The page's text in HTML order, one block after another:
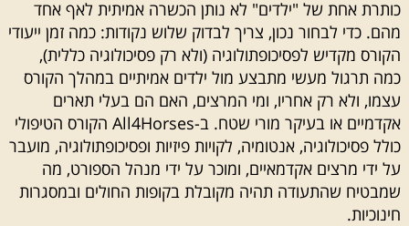
כותרת אחת של "ילדים" לא נותן הכשרה אמיתית לאף אחד
מהם. כדי לבחור נכון, צריך לבדוק שלוש נקודות: כמה זמן ייעודי
הקורס מקדיש לפסיכופתולוגיה (ולא רק פסיכולוגיה כללית),
כמה תרגול מעשי מתבצע מול ילדים אמיתיים במהלך הקורס
עצמו, ולא רק אחריו, ומי המרצים, האם הם בעלי תארים
אקדמיים או בעיקר מורי שטח. ב-All4Horses הקורס הטיפולי
כולל פסיכולוגיה, אנטומיה, לקויות פיזיות ופסיכופתולוגיה, מועבר
על ידי מרצים אקדמאיים, ומוכר על ידי מנהל הספורט, מה
שמבטיח שהתעודה תהיה מקובלת בקופות החולים ובמסגרות
חינוכיות.